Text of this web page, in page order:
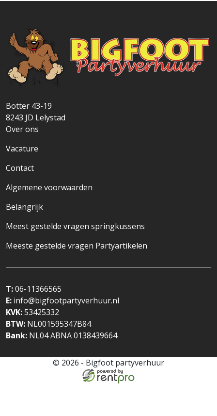
Botter 43-19
8243 JD Lelystad
Over ons
Vacature
Contact
Algemene voorwaarden
Belangrijk
Meest gestelde vragen springkussens
Meeste gestelde vragen Partyartikelen
T:06-11366565
E: info@bigfootpartyverhuur.nl
KVK:53425332
BTW: NL001595347B84
Bank: NL04 ABNA 0138439664
© 2026 - Bigfoot partyverhuur